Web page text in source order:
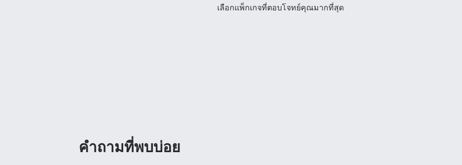
เลือกแพ็กเกจที่ตอบโจทย์คุณมากที่สุด
คำถามที่พบบ่อย
ในการรับ eSIM ของคุณ ให้เริ่มด้วยการตรวจสอบว่าอุปกรณ์ของคุณรองรับ
ดำเนินการต่อยังบัญชีของคุณหรือสร้างบัญชีใหม่ในไม่กี่วินาที